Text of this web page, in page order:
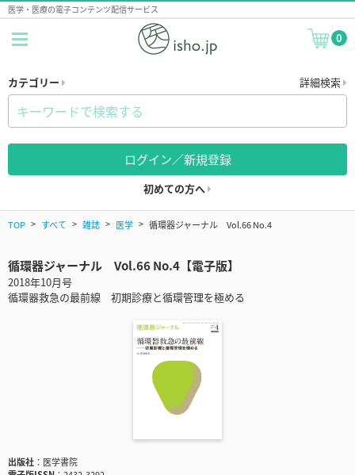
医学・医療の電子コンテンツ配信サービス
0
カテゴリー 詳細検索
ログイン／新規登録
初めての方へ
TOP すべて 雑誌 医学 循環器ジャーナル Vol.66 No.4
循環器ジャーナル Vol.66 No.4【電子版】
2018年10月号
循環器救急の最前線 初期診療と循環管理を極める
出版社
医学書院